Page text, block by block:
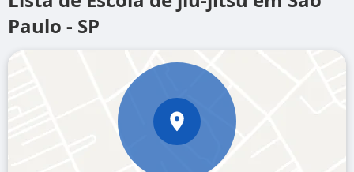
Paulo - SP